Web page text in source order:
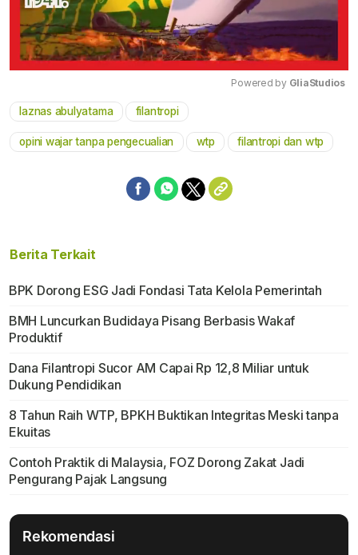
Powered by GliaStudios
laznas abulyatama filantropi
opini wajar tanpa pengecualian wtp filantropi dan wtp
Berita Terkait
BPK Dorong ESG Jadi Fondasi Tata Kelola Pemerintah
BMH Luncurkan Budidaya Pisang Berbasis Wakaf
Produktif
Dana Filantropi Sucor AM Capai Rp 12,8 Miliar untuk
Dukung Pendidikan
8 Tahun Raih WTP, BPKH Buktikan Integritas Meski tanpa
Ekuitas
Contoh Praktik di Malaysia, FOZ Dorong Zakat Jadi
Pengurang Pajak Langsung
Rekomendasi